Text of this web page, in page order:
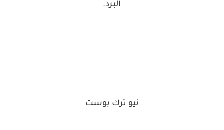
البرد.
نيو ترك بوست